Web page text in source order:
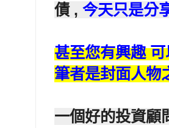
債 , 今天只是分
甚至您有興趣
筆者是封面人
一個好的投資